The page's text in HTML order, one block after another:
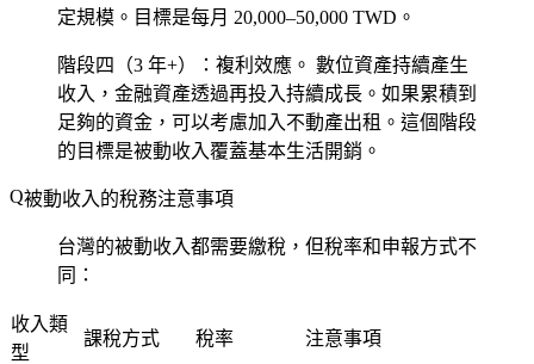
定規模。目標是每月 20,000–50,000 TWD。
階段四（3 年+）：複利效應。 數位資產持續產生
收入，金融資產透過再投入持續成長。如果累積到
足夠的資金，可以考慮加入不動產出租。這個階段
的目標是被動收入覆蓋基本生活開銷。
被動收入的稅務注意事項
台灣的被動收入都需要繳稅，但稅率和申報方式不
同：
收入類
型
課稅方式 稅率 注意事項